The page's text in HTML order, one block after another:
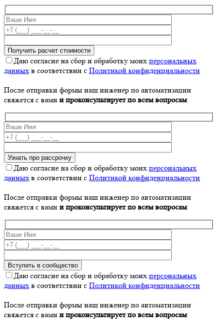
Даю согласие на сбор и обработку моих персональных
данных в соответствии с Политикой конфиденциальности
После отправки формы наш инженер по автоматизации
свяжется с вами и проконсультирует по всем вопросам
Даю согласие на сбор и обработку моих персональных
данных в соответствии с Политикой конфиденциальности
После отправки формы наш инженер по автоматизации
свяжется с вами и проконсультирует по всем вопросам
Даю согласие на сбор и обработку моих персональных
данных в соответствии с Политикой конфиденциальности
После отправки формы наш инженер по автоматизации
свяжется с вами и проконсультирует по всем вопросам